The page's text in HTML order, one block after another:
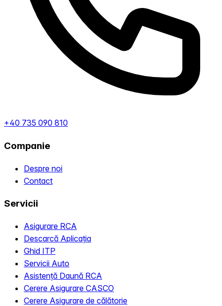
+40 735 090 810
Companie
Despre noi
Contact
Servicii
Asigurare RCA
Descarcă Aplicația
Ghid ITP
Servicii Auto
Asistență Daună RCA
Cerere Asigurare CASCO
Cerere Asigurare de călătorie